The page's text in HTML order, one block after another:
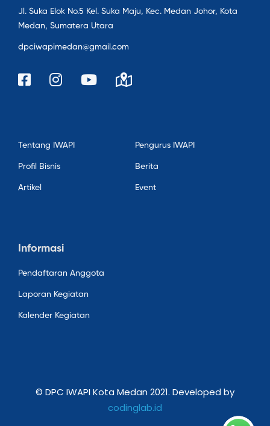
Jl. Suka Elok No.5 Kel. Suka Maju, Kec. Medan Johor, Kota
Medan, Sumatera Utara
dpciwapimedan@gmail.com
Tentang IWAPI Pengurus IWAPI
Profil Bisnis Berita
Artikel Event
Informasi
Pendaftaran Anggota
Laporan Kegiatan
Kalender Kegiatan
© DPC IWAPI Kota Medan 2021. Developed by
codinglab.id